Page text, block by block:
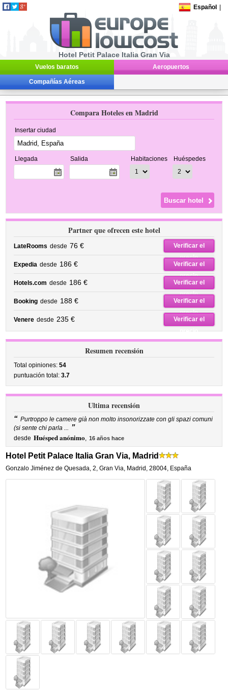
Español
Hotel Petit Palace Italia Gran Via
Vuelos baratos Aeropuertos
Compañías Aéreas
Compara Hoteles en Madrid
Insertar ciudad
Llegada Salida Habitaciones Huéspedes
Partner que ofrecen este hotel
LateRooms desde 76 €
Verificar el
precio
Expedia desde 186 €
Verificar el
precio
Hotels.com desde 186 €
Verificar el
precio
Booking desde 188 €
Verificar el
precio
Venere desde 235 €
Verificar el
precio
Resumen recensión
Total opiniones:54
puntuación total:3.7
Ultima recensión
“ Purtroppo le camere già non molto insonorizzate con gli spazi comuni
(si sente chi parla ... ”
desde Huésped anónimo, 16 años hace
Hotel Petit Palace Italia Gran Via, Madrid
Gonzalo Jiménez de Quesada, 2,Gran Via, Madrid ,28004, España